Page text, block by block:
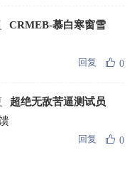
CRMEB-慕白寒窗雪
回复 0
超绝无敌苦逼测试员
回复 0